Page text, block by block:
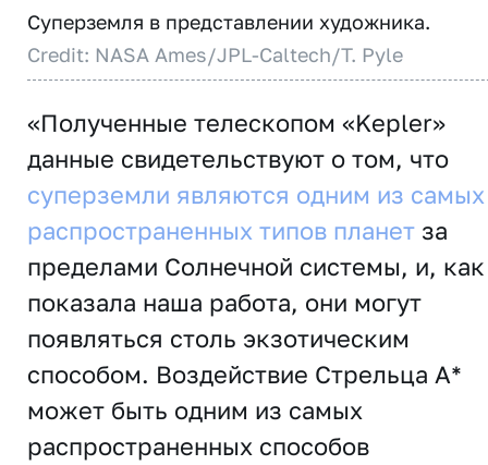
Суперземля в представлении художника.
Credit: NASA Ames/JPL-Caltech/T. Pyle
«Полученные телескопом «Kepler»
данные свидетельствуют о том, что
суперземли являются одним из самых
распространенных типов планет за
пределами Солнечной системы, и, как
показала наша работа, они могут
появляться столь экзотическим
способом. Воздействие Стрельца A*
может быть одним из самых
распространенных способов